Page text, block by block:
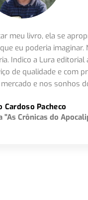
meu livro, ela se
eu poderia imaginar.
Indico a Lura
de qualidade e com
e nos sonhos
Cardoso Pacheco
Crônicas do